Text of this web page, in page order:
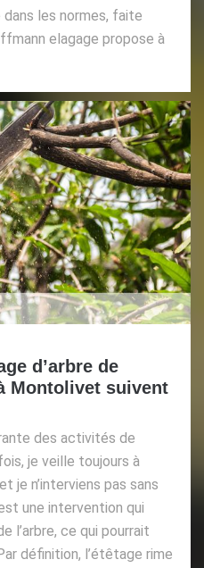
dans les normes, faite
elagage propose à
d’arbre de
Montolivet suivent
des activités de
je veille toujours à
je n’interviens pas sans
une intervention qui
l’arbre, ce qui pourrait
définition, l’étêtage rime